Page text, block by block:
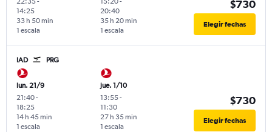
14:25
1 escala
33 h 50 min
20:40
1 escala
35 h 20 min
$730
Elegir fechas
IAD PRG
lun. 21/9
21:40-
18:25
1 escala
14 h 45 min
jue. 1/10
13:55-
11:30
1 escala
27 h 35 min
$730
Elegir fechas